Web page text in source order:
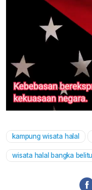
kampung wisata halal
wisata halal bangka